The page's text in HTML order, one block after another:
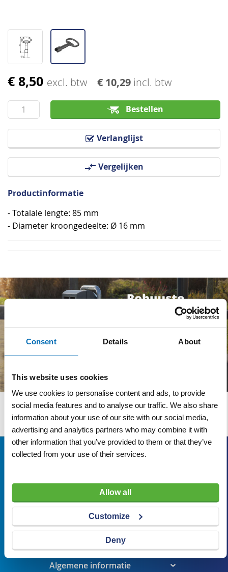
Consent Details About
This website uses cookies
We use cookies to personalise content and ads, to provide
social media features and to analyse our traffic. We also share
information about your use of our site with our social media,
advertising and analytics partners who may combine it with
other information that you’ve provided to them or that they’ve
collected from your use of their services.
Allow all
Customize
Deny
€ 8,50 excl. btw € 10,29 incl. btw
Bestellen
Verlanglijst
Vergelijken
Ga
het
begin
van
Productinformatie
- Totalale lengte: 85 mm
- Diameter kroongedeelte: Ø 16 mm
Algemene informatie
Bezoekadres
verkoop@visserbreda.nl
076 541 5073
Stel een vraag
Maak een afspraak